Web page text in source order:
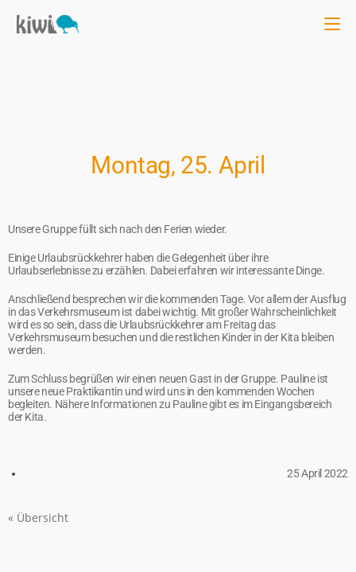
Montag, 25. April
Unsere Gruppe füllt sich nach den Ferien wieder.
Einige Urlaubsrückkehrer haben die Gelegenheit über ihre
Urlaubserlebnisse zu erzählen. Dabei erfahren wir interessante Dinge.
Anschließend besprechen wir die kommenden Tage. Vor allem der Ausflug
in das Verkehrsmuseum ist dabei wichtig. Mit großer Wahrscheinlichkeit
wird es so sein, dass die Urlaubsrückkehrer am Freitag das
Verkehrsmuseum besuchen und die restlichen Kinder in der Kita bleiben
werden.
Zum Schluss begrüßen wir einen neuen Gast in der Gruppe. Pauline ist
unsere neue Praktikantin und wird uns in den kommenden Wochen
begleiten. Nähere Informationen zu Pauline gibt es im Eingangsbereich
der Kita.
25 April 2022
« Übersicht